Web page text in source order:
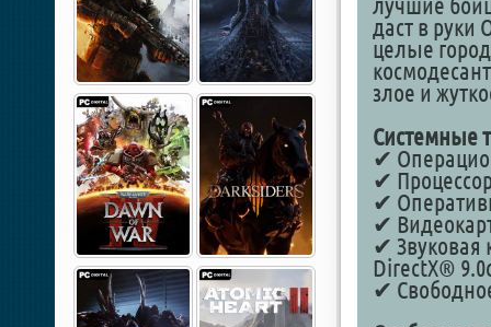
лучшие
даст в руки
целые
злое и
Системные
✔
✔
✔
✔
✔ Звуковая
DirectX®
✔